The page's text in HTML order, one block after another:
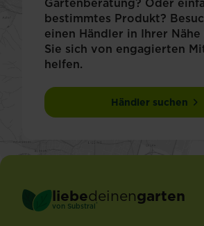
bestimmtes Produkt?
einen Händler in Ihrer Nähe
Sie sich von engagierten
helfen.
Händler suchen
liebedeinengarten
von Substral ®